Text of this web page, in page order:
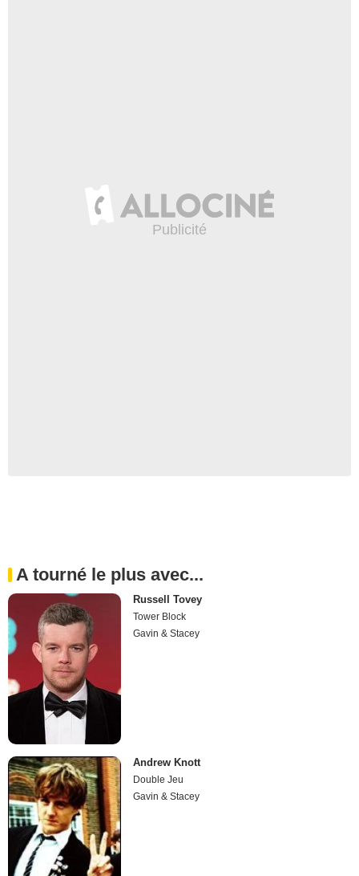
A tourné le plus avec...
Russell Tovey
Tower Block
Gavin & Stacey
Andrew Knott
Double Jeu
Gavin & Stacey